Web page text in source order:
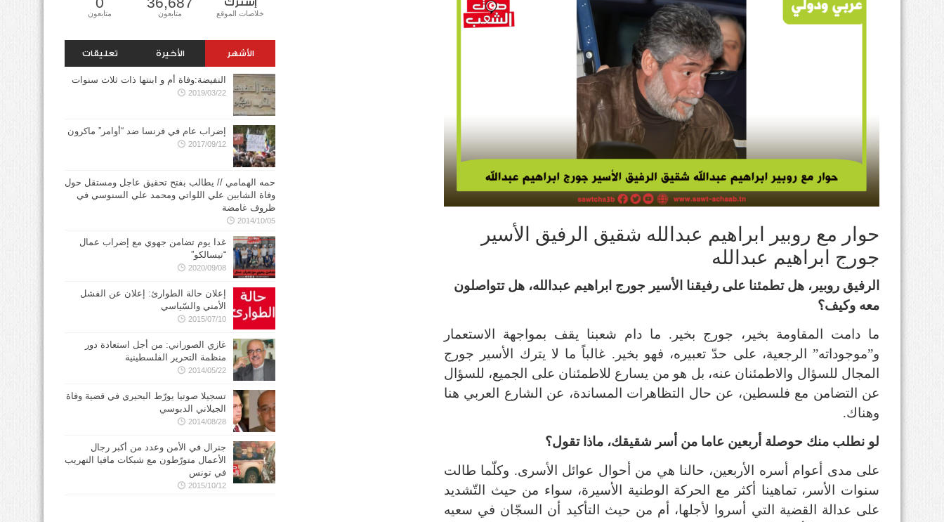
حوار مع روبير ابراهيم عبدالله شقيق الرفيق الأسير
جورج ابراهيم عبدالله
الرفيق روبير، هل تطمئنا على رفيقنا الأسير جورج ابراهيم عبدالله، هل تتواصلون
معه وكيف؟
ما دامت المقاومة بخير، جورج بخير. ما دام شعبنا يقف بمواجهة الاستعمار
و”موجوداته” الرجعية، على حدّ تعبيره، فهو بخير. غالباً ما لا يترك الأسير جورج
المجال للسؤال والاطمئنان عنه، بل هو من يسارع للاطمئنان على الجميع، للسؤال
عن التضامن مع فلسطين، عن حال التظاهرات المساندة، عن الشارع العربي هنا
وهناك.
لو نطلب منك حوصلة أربعين عاما من أسر شقيقك، ماذا تقول؟
على مدى أعوام أسره الأربعين، حالنا هي من أحوال عوائل الأسرى. وكلّما طالت
سنوات الأسر، تماهينا أكثر مع الحركة الوطنية الأسيرة، سواء من حيث التّشديد
على عدالة القضية التي أسروا لأجلها، أم من حيث التأكيد أن السجّان في سعيه
إشترك
خلاصات الموقع متابعون متابعون
الأشهر الأخيرة تعليقات
النفيضة:وفاة أم و ابنتها ذات ثلاث سنوات
2019/03/22
إضراب عام في فرنسا ضد “أوامر” ماكرون
2017/09/12
حمه الهمامي // يطالب بفتح تحقيق عاجل ومستقل حول
وفاة الشابين علي اللواتي ومحمد علي السنوسي في
ظروف غامضة
2014/10/05
غدا يوم تضامن جهوي مع إضراب عمال
“تيسالكو”
2020/09/08
إعلان حالة الطوارئ: إعلان عن الفشل
الأمني والسّياسي
2015/07/10
غازي الصوراني: من أجل استعادة دور
منظمة التحرير الفلسطينية
2014/05/22
تسجيلا صوتيا يورّط البحيري في قضية وفاة
الجيلاني الدبوسي
2014/08/28
جنرال في الأمن وعدد من أكبر رجال
الأعمال متورّطون مع شبكات مافيا التهريب
في تونس
2015/10/12